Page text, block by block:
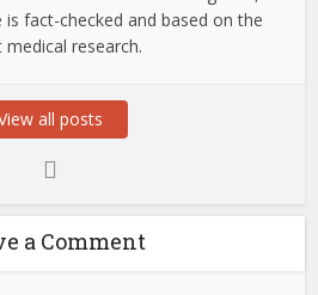
is fact-checked and based on the
medical research.
all posts
a Comment